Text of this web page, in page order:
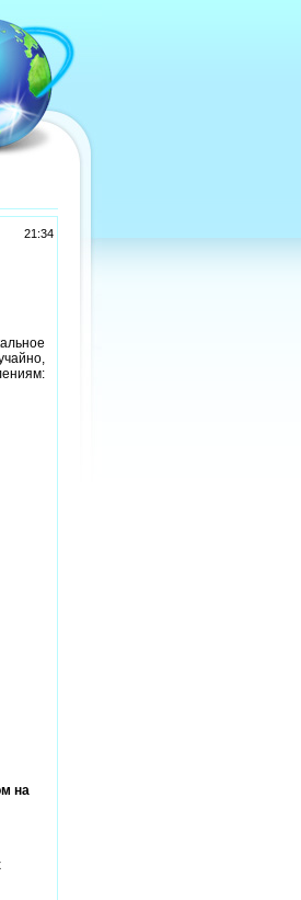
21:34
на